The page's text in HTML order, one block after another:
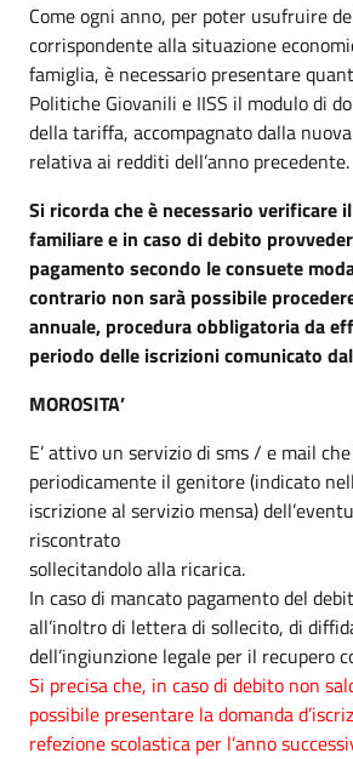
Come ogni anno, per poter usufruire
corrispondente alla situazione
famiglia, è necessario presentare
Politiche Giovanili e IISS il modulo di
della tariffa, accompagnato dalla
relativa ai redditi dell’anno precedente.
Si ricorda che è necessario verificare
familiare e in caso di debito
pagamento secondo le consuete
contrario non sarà possibile
annuale, procedura obbligatoria da
periodo delle iscrizioni comunicato
MOROSITA’
E’ attivo un servizio di sms / e mail
periodicamente il genitore (indicato
iscrizione al servizio mensa)
riscontrato
sollecitandolo alla ricarica.
In caso di mancato pagamento del
all’inoltro di lettera di sollecito, di
dell’ingiunzione legale per il recupero
Si precisa che, in caso di debito non
possibile presentare la domanda
refezione scolastica per l’anno